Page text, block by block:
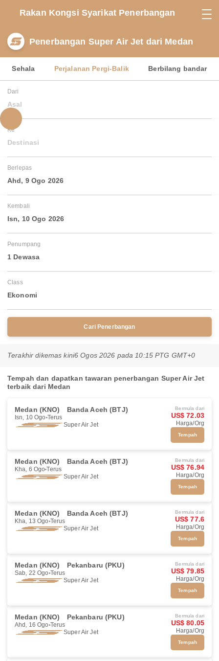
Rakan Kongsi Syarikat Penerbangan
Penerbangan Super Air Jet dari Medan
Sehala Perjalanan Pergi-Balik Berbilang bandar
Dari
Asal
Ke
Destinasi
Berlepas
Ahd, 9 Ogo 2026
Kembali
Isn, 10 Ogo 2026
Penumpang
1 Dewasa
Class
Ekonomi
Cari Penerbangan
Terakhir dikemas kini6 Ogos 2026 pada 10:15 PTG GMT+0
Tempah dan dapatkan tawaran penerbangan Super Air Jet
terbaik dari Medan
Medan (KNO) Banda Aceh (BTJ)
Isn, 10 Ogo Terus
Super Air Jet
Bermula dari
US$ 72.03
Harga/Org
Tempah
Medan (KNO) Banda Aceh (BTJ)
Kha, 6 Ogo Terus
Super Air Jet
Bermula dari
US$ 76.94
Harga/Org
Tempah
Medan (KNO) Banda Aceh (BTJ)
Kha, 13 Ogo Terus
Super Air Jet
Bermula dari
US$ 77.6
Harga/Org
Tempah
Medan (KNO) Pekanbaru (PKU)
Sab, 22 Ogo Terus
Super Air Jet
Bermula dari
US$ 79.85
Harga/Org
Tempah
Medan (KNO) Pekanbaru (PKU)
Ahd, 16 Ogo Terus
Super Air Jet
Bermula dari
US$ 80.05
Harga/Org
Tempah